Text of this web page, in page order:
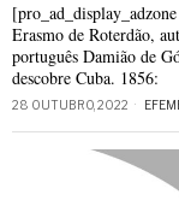
Erasmo de Roterdão,
português Damião de
descobre Cuba. 1856:
28 OUTUBRO, 2022